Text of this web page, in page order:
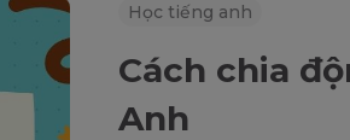
Học tiếng anh
Cách chia
Anh